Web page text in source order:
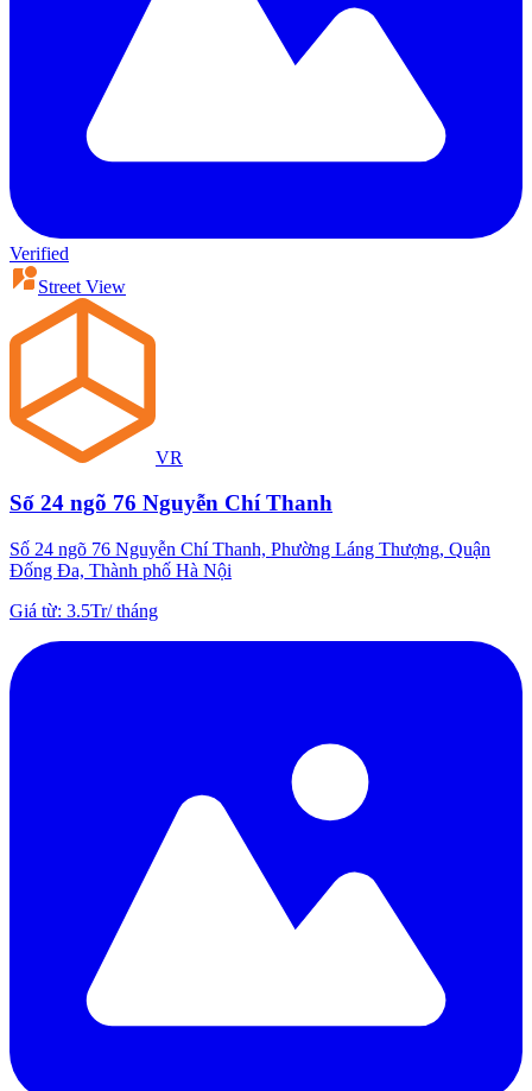
Verified
Street View
VR
Số 24 ngõ 76 Nguyễn Chí Thanh
Số 24 ngõ 76 Nguyễn Chí Thanh, Phường Láng Thượng, Quận
Đống Đa, Thành phố Hà Nội
Giá từ: 3.5Tr/tháng